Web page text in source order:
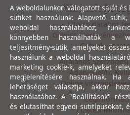
Kiemelt
Utolsó darabos
Gewiss
Csövek,
Általános
Adatvédelmi
Online
Fizetési
A weboldalunkon válogatott saját
sütiket használunk: Alapvető
weboldal használatához;
könnyebben használhatók a
teljesítmény-sütik, amelyeket
használunk a weboldal
marketing cookie-k, amelyeket
megjelenítésére használnak. Ha
lehetőséget választja, akkor
használatához. A "Beállítások"
és elutasíthat egyedi sütitípusokat,